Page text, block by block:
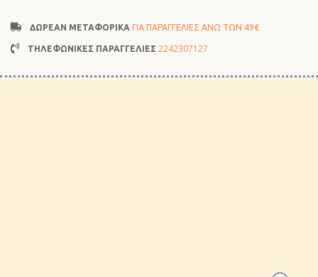
ΔΩΡΕΑΝ ΜΕΤΑΦΟΡΙΚΑ ΓΙΑ ΠΑΡΑΓΓΕΛΙΕΣ ΑΝΩ ΤΩΝ 49€
ΤΗΛΕΦΩΝΙΚΕΣ ΠΑΡΑΓΓΕΛΙΕΣ 2242307127